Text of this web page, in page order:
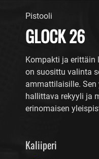
Pistooli
GLOCK 26
Kompakti ja erittäin
on suosittu valinta
ammattilaisille. Sen
hallittava rekyyli ja
erinomaisen
Kaliiperi